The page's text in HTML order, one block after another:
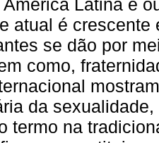
Latina e
atual é
se dão por
como,
da
termo na